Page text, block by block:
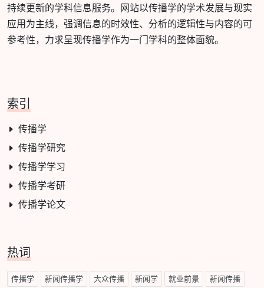
持续更新的学科信息服务。网站以传播学的学术发展与现实
应用为主线，强调信息的时效性、分析的逻辑性与内容的可
参考性，力求呈现传播学作为一门学科的整体面貌。
索引
传播学
传播学研究
传播学学习
传播学考研
传播学论文
热词
传播学 新闻传播学 大众传播 新闻学 就业前景 新闻传播